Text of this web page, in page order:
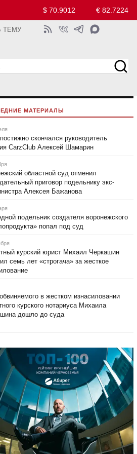
$ 70.9012 € 82.7224
ТЕМУ
МАТЕРИАЛЫ
скончался руководитель
CarzClub Алексей Шамарин
областной суд отменил
приговор подельнику экс-
Алексея Бажанова
подельник создателя воронежского
попал под суд
курский юрист Михаил Черкашин
семь лет «строгача» за жесткое
в жестком изнасиловании
курского нотариуса Михаила
дошло до суда